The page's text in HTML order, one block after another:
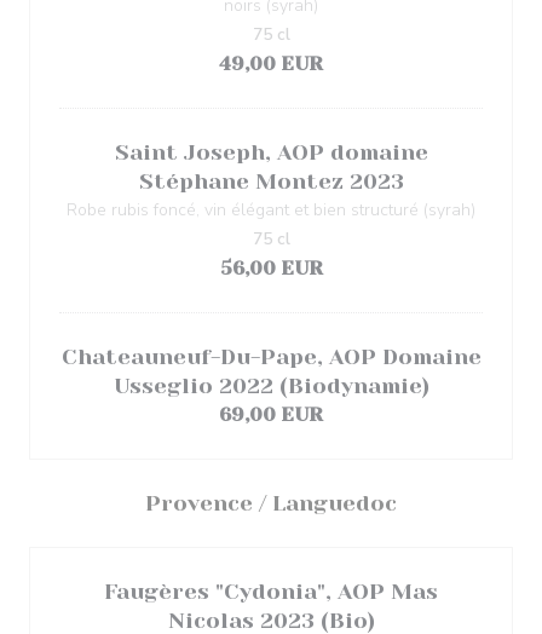
noirs (syrah)
49,00 EUR
75 cl
Saint Joseph, AOP domaine
Stéphane Montez 2023
Robe rubis foncé, vin élégant et bien structuré (syrah)
56,00 EUR
75 cl
Chateauneuf-Du-Pape, AOP Domaine
Usseglio 2022 (Biodynamie)
69,00 EUR
Provence / Languedoc
Faugères "Cydonia", AOP Mas
Nicolas 2023 (Bio)